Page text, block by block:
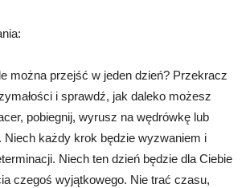
można przejść w jeden dzień? Przekracz
i sprawdź, jak daleko możesz
pobiegnij, wyrusz na wędrówkę lub
Niech każdy krok będzie wyzwaniem i
Niech ten dzień będzie dla Ciebie
czegoś wyjątkowego. Nie trać czasu,